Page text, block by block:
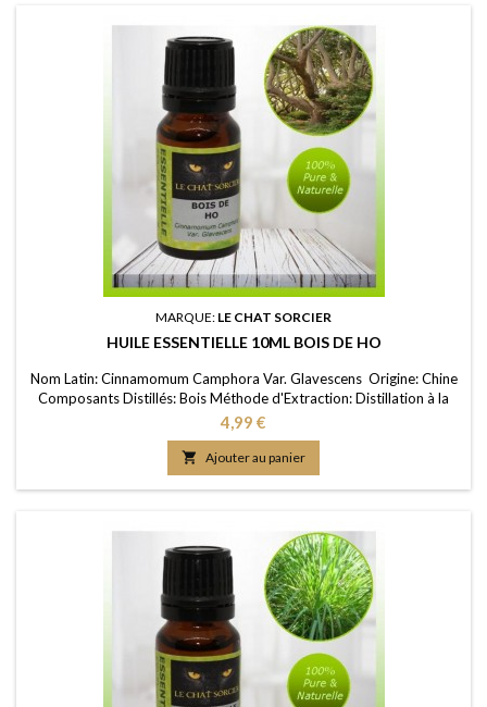
MARQUE: LE CHAT SORCIER
HUILE ESSENTIELLE 10ML BOIS DE HO
Nom Latin: Cinnamomum Camphora Var. Glavescens Origine: Chine
Composants Distillés: Bois Méthode d'Extraction: Distillation à la
vapeur d’eau Purité: 100% FDS/MSDS: Disponible sur demande
Prix
4,99 €
 Ajouter au panier